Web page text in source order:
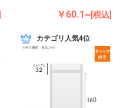
￥60.1~[税込]
カテゴリ人気4位